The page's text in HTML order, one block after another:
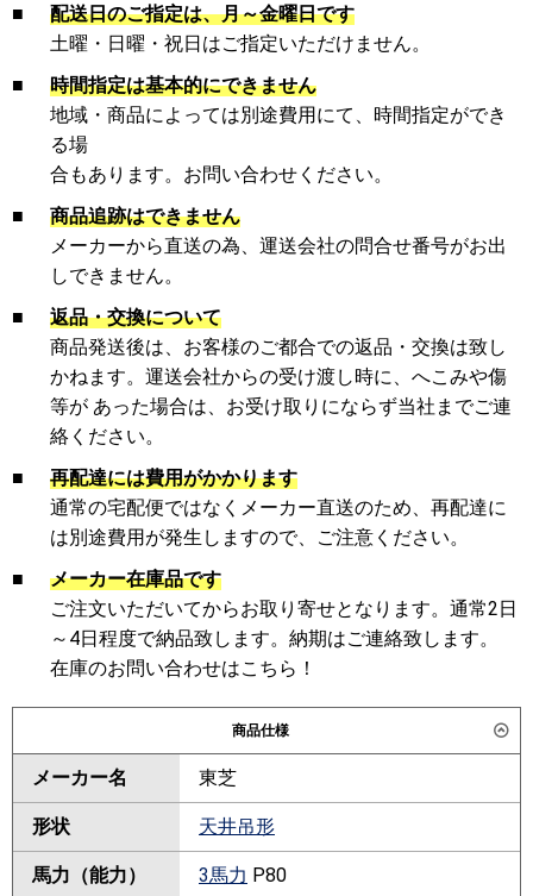
■
配送日のご指定は、月～金曜日です
土曜・日曜・祝日はご指定いただけません。
■
時間指定は基本的にできません
地域・商品によっては別途費用にて、時間指定ができ
る場
合もあります。お問い合わせください。
■
商品追跡はできません
メーカーから直送の為、運送会社の問合せ番号がお出
しできません。
■
返品・交換について
商品発送後は、お客様のご都合での返品・交換は致し
かねます。運送会社からの受け渡し時に、へこみや傷
等が あった場合は、お受け取りにならず当社までご連
絡ください。
■
再配達には費用がかかります
通常の宅配便ではなくメーカー直送のため、再配達に
は別途費用が発生しますので、ご注意ください。
■
メーカー在庫品です
ご注文いただいてからお取り寄せとなります。通常2日
～4日程度で納品致します。納期はご連絡致します。
在庫のお問い合わせはこちら！
商品仕様
メーカー名 東芝
形状 天井吊形
馬力（能力） 3馬力 P80